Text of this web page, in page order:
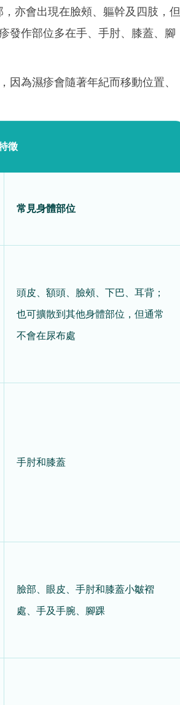
亦會出現在臉頰、軀幹及四肢，但
發作部位多在手、手肘、膝蓋、腳
為濕疹會隨著年紀而移動位置、
徵
常見身體部位
頭皮、額頭、臉頰、下巴、耳背；
也可擴散到其他身體部位，但通常
不會在尿布處
手肘和膝蓋
臉部、眼皮、手肘和膝蓋小皺褶
處、手及手腕、腳踝